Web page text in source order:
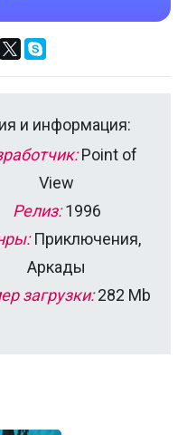
и информация:
Point of
View
Релиз:1996
Приключения,
Аркады
загрузки:282 Mb